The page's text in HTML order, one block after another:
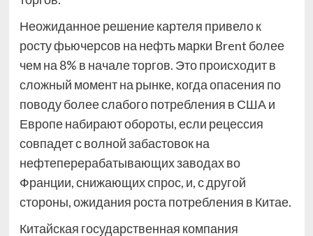
Неожиданное решение картеля привело к
росту фьючерсов на нефть марки Brent более
чем на 8% в начале торгов. Это происходит в
сложный момент на рынке, когда опасения по
поводу более слабого потребления в США и
Европе набирают обороты, если рецессия
совпадет с волной забастовок на
нефтеперерабатывающих заводах во
Франции, снижающих спрос, и, с другой
стороны, ожидания роста потребления в Китае.
Китайская государственная компания